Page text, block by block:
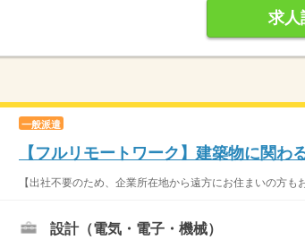
求人
一般派遣
【フルリモートワーク】建築物に関わ
【出社不要のため、企業所在地から遠方にお住まいの方
設計（電気・電子・機械）